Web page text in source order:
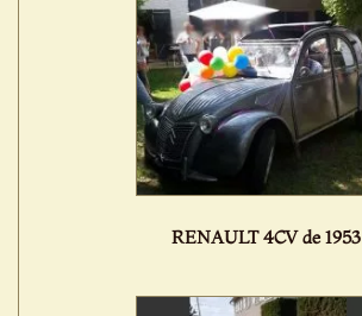
RENAULT 4CV de 1953